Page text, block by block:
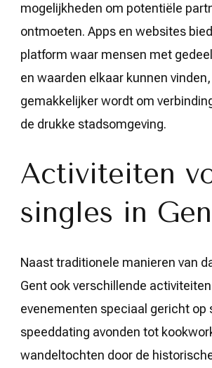
mogelijkheden om potentiële
ontmoeten. Apps en websites
platform waar mensen met
en waarden elkaar kunnen
gemakkelijker wordt om
de drukke stadsomgeving.
Activiteiten
singles in
Naast traditionele manieren van
Gent ook verschillende
evenementen speciaal gericht op
speeddating avonden tot
wandeltochten door de